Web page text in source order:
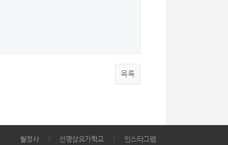
목록
월정사 선명상요가학교 인스타그램